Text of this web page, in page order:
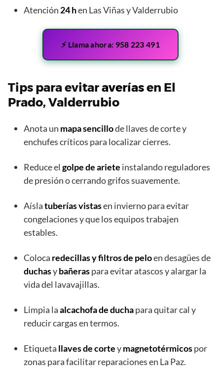
Atención 24 hen Las Viñas y Valderrubio
⚡ Llama ahora: 958 223 491
Tips para evitaraveríasen El
Prado, Valderrubio
Anota un mapa sencillode llaves de corte y
enchufes críticos para localizar cierres.
Reduce el golpe de ariete instalando reguladores
de presión o cerrando grifos suavemente.
Aíslatuberías vistasen invierno para evitar
congelaciones y que los equipos trabajen
estables.
Coloca redecillas y filtros de peloen desagües de
duchasybañeraspara evitar atascos y alargar la
vida del lavavajillas.
Limpia laalcachofa de duchapara quitar cal y
reducir cargas en termos.
Etiqueta llaves de corteymagnetotérmicospor
zonas para facilitar reparaciones en La Paz.